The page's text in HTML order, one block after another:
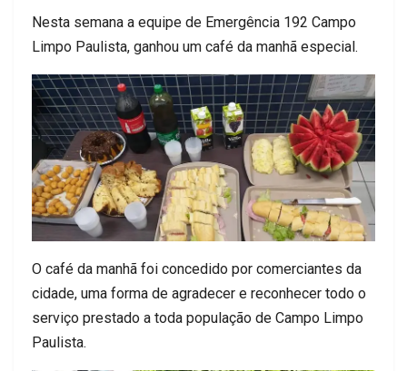
Nesta semana a equipe de Emergência 192 Campo
Limpo Paulista, ganhou um café da manhã especial.
O café da manhã foi concedido por comerciantes da
cidade, uma forma de agradecer e reconhecer todo o
serviço prestado a toda população de Campo Limpo
Paulista.